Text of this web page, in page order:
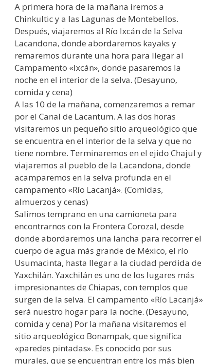
A primera hora de la mañana iremos a
Chinkultic y a las Lagunas de Montebellos.
Después, viajaremos al Río Ixcán de la Selva
Lacandona, donde abordaremos kayaks y
remaremos durante una hora para llegar al
Campamento «Ixcán», donde pasaremos la
noche en el interior de la selva. (Desayuno,
comida y cena)
A las 10 de la mañana, comenzaremos a remar
por el Canal de Lacantum. A las dos horas
visitaremos un pequeño sitio arqueológico que
se encuentra en el interior de la selva y que no
tiene nombre. Terminaremos en el ejido Chajul y
viajaremos al pueblo de la Lacandona, donde
acamparemos en la selva profunda en el
campamento «Río Lacanjá». (Comidas,
almuerzos y cenas)
Salimos temprano en una camioneta para
encontrarnos con la Frontera Corozal, desde
donde abordaremos una lancha para recorrer el
cuerpo de agua más grande de México, el río
Usumacinta, hasta llegar a la ciudad perdida de
Yaxchilán. Yaxchilán es uno de los lugares más
impresionantes de Chiapas, con templos que
surgen de la selva. El campamento «Río Lacanjá»
será nuestro hogar para la noche. (Desayuno,
comida y cena) Por la mañana visitaremos el
sitio arqueológico Bonampak, que significa
«paredes pintadas». Es conocido por sus
murales, que se encuentran entre los más bien